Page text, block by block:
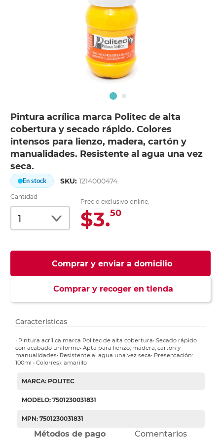
Pintura acrílica marca Politec de alta
cobertura y secado rápido. Colores
intensos para lienzo, madera, cartón y
manualidades. Resistente al agua una vez
seca.
En stock SKU:1214000474
Cantidad
Precio exclusivo online:
$3.50
Comprar y enviar a domicilio
Comprar y recoger en tienda
Características
• Pintura acrílica marca Politec de alta cobertura• Secado rápido
con acabado uniforme• Apta para lienzo, madera, cartón y
manualidades• Resistente al agua una vez seca• Presentación:
100ml • Color(es): amarillo
MARCA: POLITEC
MODELO: 7501230031831
MPN: 7501230031831
Métodos de pago Comentarios